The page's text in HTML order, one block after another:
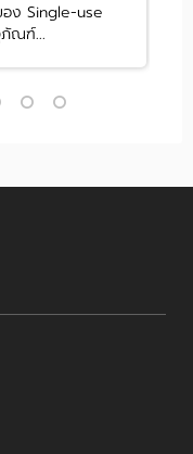
ง Single-use
ณฑ์...